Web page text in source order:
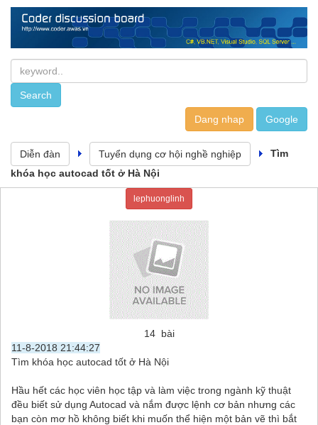
Dang nhap
Diễn đàn Tuyển dụng cơ hội nghề nghiệp
Tìm
khóa học autocad tốt ở Hà Nội
lephuonglinh
14 bài
11-8-2018 21:44:27
Tìm khóa học autocad tốt ở Hà Nội
Hầu hết các học viên học tập và làm việc trong ngành kỹ thuật
đều biết sử dụng Autocad và nắm được lệnh cơ bản nhưng các
bạn còn mơ hồ không biết khi muốn thể hiện một bản vẽ thì bắt